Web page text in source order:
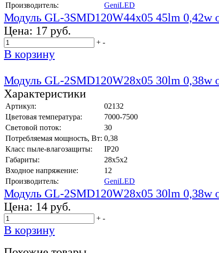
Производитель:
GeniLED
Модуль GL-3SMD120W44x05 45lm 0,42w
Цена: 17 руб.
+ -
В корзину
Модуль GL-2SMD120W28x05 30lm 0,38w
Характеристики
Артикул:
02132
Цветовая температура:
7000-7500
Световой поток:
30
Потребляемая мощность, Вт: 0,38
Класс пыле-влагозащиты:
IP20
Габариты:
28x5x2
Входное напряжение:
12
Производитель:
GeniLED
Модуль GL-2SMD120W28x05 30lm 0,38w
Цена: 14 руб.
+ -
В корзину